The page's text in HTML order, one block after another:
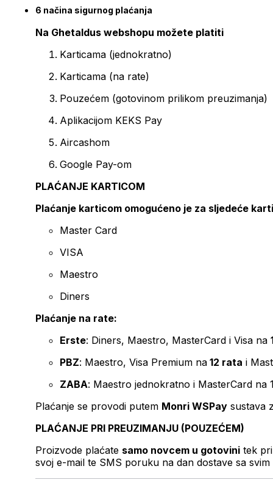
6 načina sigurnog plaćanja
Na Ghetaldus webshopu možete platiti
Karticama (jednokratno)
Karticama (na rate)
Pouzećem (gotovinom prilikom preuzimanja)
Aplikacijom KEKS Pay
Aircashom
Google Pay-om
PLAĆANJE KARTICOM
Plaćanje karticom omogućeno je za sljedeće
Master Card
VISA
Maestro
Diners
Plaćanje na rate:
Erste: Diners, Maestro, MasterCard i Visa na
PBZ: Maestro, Visa Premium na 12 rata i
ZABA: Maestro jednokratno i MasterCard na
Plaćanje se provodi putem Monri WSPay sustava
PLAĆANJE PRI PREUZIMANJU (POUZEĆEM)
Proizvode plaćate samo novcem u gotovini tek
svoj e-mail te SMS poruku na dan dostave sa svim